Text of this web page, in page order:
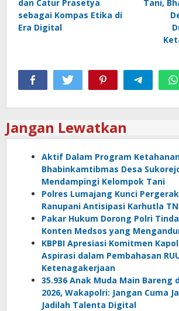
dan Catur Prasetya
sebagai Kompas Etika di
Era Digital
Tani,
Jangan Lewatkan
Aktif Dalam Program
Bhabinkamtibmas Desa
Mendampingi Kelompok Tani
Polres Lumajang Kunci
Ranupani Antisipasi Karhutla
Pakar Hukum Dorong Polri
Konten Medsos yang
KBPBI Apresiasi Komitmen
Aspirasi dalam Pembahasan
Ketenagakerjaan
35.936 Anak Muda Main Bareng
2026, Wakapolri: Jangan Cuma
Jadilah Talenta Digital